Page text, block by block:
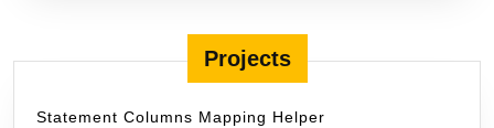
Projects
Statement Columns Mapping Helper